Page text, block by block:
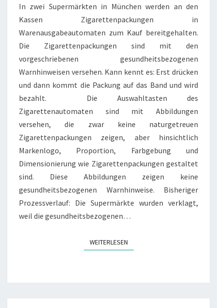
In zwei Supermärkten in München werden an den
Kassen Zigarettenpackungen in
Warenausgabeautomaten zum Kauf bereitgehalten.
Die Zigarettenpackungen sind mit den
vorgeschriebenen gesundheitsbezogenen
Warnhinweisen versehen. Kann kennt es: Erst drücken
und dann kommt die Packung auf das Band und wird
bezahlt. Die Auswahltasten des
Zigarettenautomaten sind mit Abbildungen
versehen, die zwar keine naturgetreuen
Zigarettenpackungen zeigen, aber hinsichtlich
Markenlogo, Proportion, Farbgebung und
Dimensionierung wie Zigarettenpackungen gestaltet
sind. Diese Abbildungen zeigen keine
gesundheitsbezogenen Warnhinweise. Bisheriger
Prozessverlauf: Die Supermärkte wurden verklagt,
weil die gesundheitsbezogenen…
WEITERLESENWEITERLESEN